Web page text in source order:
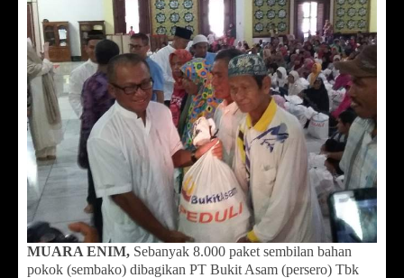
MUARA ENIM, Sebanyak 8.000 paket sembilan bahan
pokok (sembako) dibagikan PT Bukit Asam (persero) Tbk